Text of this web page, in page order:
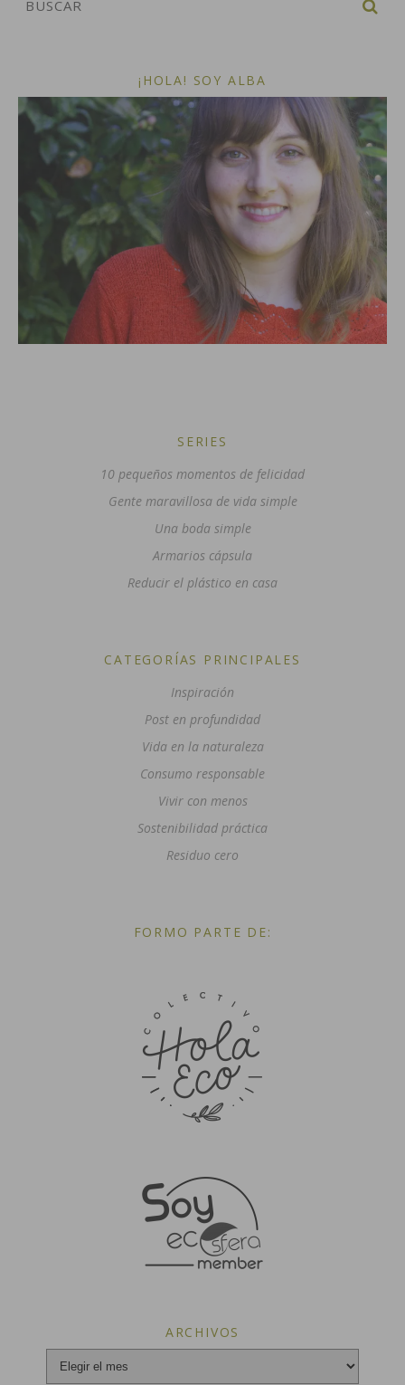
¡HOLA! SOY ALBA
SERIES
10 pequeños momentos de felicidad
Gente maravillosa de vida simple
Una boda simple
Armarios cápsula
Reducir el plástico en casa
CATEGORÍAS PRINCIPALES
Inspiración
Post en profundidad
Vida en la naturaleza
Consumo responsable
Vivir con menos
Sostenibilidad práctica
Residuo cero
FORMO PARTE DE:
ARCHIVOS
Archivos